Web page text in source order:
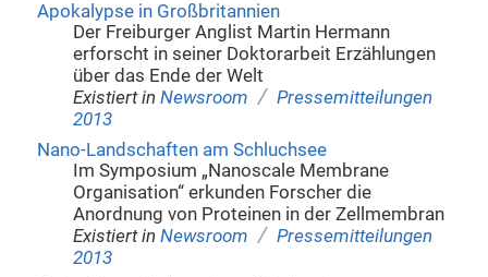
Apokalypse in Großbritannien
Der Freiburger Anglist Martin Hermann
erforscht in seiner Doktorarbeit Erzählungen
über das Ende der Welt
Existiert in Newsroom / Pressemitteilungen
2013
Nano-Landschaften am Schluchsee
Im Symposium „Nanoscale Membrane
Organisation“ erkunden Forscher die
Anordnung von Proteinen in der Zellmembran
Existiert in Newsroom / Pressemitteilungen
2013